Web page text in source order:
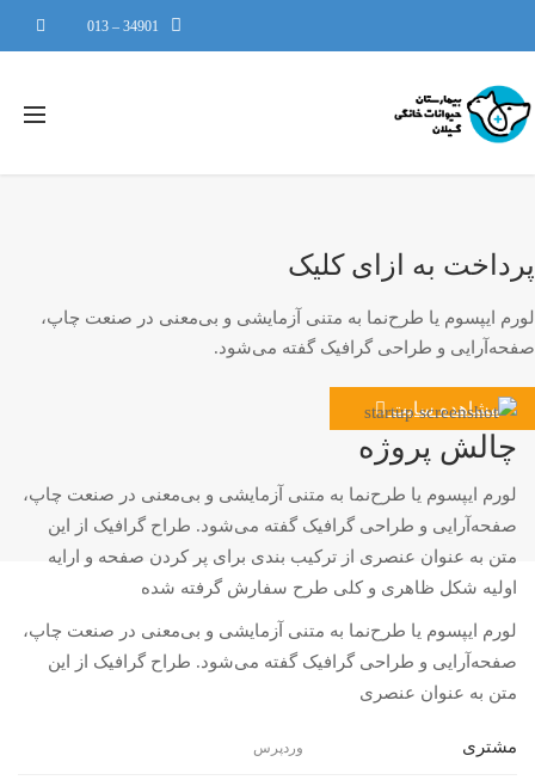
34901 – 013
به ازای کلیک
ایپسوم یا طرح‌نما به متنی آزمایشی و بی‌معنی در صنعت چاپ،
و طراحی گرافیک گفته می‌شود.
مشاهده سایت
چالش پروژه
لورم ایپسوم یا طرح‌نما به متنی آزمایشی و بی‌معنی در صنعت چاپ،
صفحه‌آرایی و طراحی گرافیک گفته می‌شود. طراح گرافیک از این
متن به عنوان عنصری از ترکیب بندی برای پر کردن صفحه و ارایه
اولیه شکل ظاهری و کلی طرح سفارش گرفته شده
لورم ایپسوم یا طرح‌نما به متنی آزمایشی و بی‌معنی در صنعت چاپ،
صفحه‌آرایی و طراحی گرافیک گفته می‌شود. طراح گرافیک از این
متن به عنوان عنصری
مشتری وردپرس